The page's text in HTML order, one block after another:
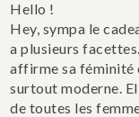
Hello !
Hey, sympa le
a plusieurs
affirme sa féminité
surtout moderne.
de toutes les